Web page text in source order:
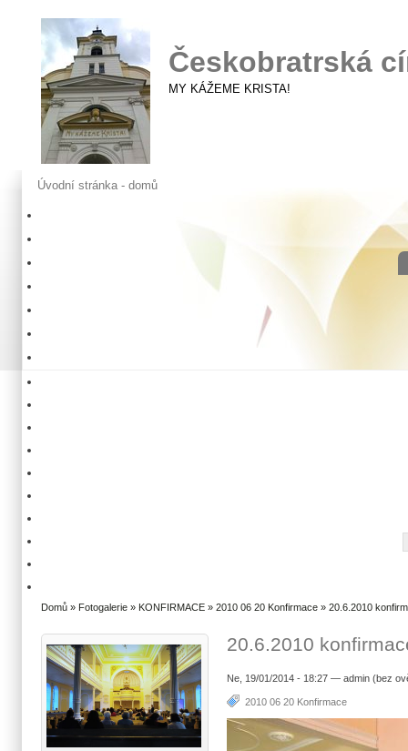
Českobratrská
MY KÁŽEME KRISTA!
Úvodní stránka - domů
Domů » Fotogalerie » KONFIRMACE » 2010 06 20 Konfirmace » 20.6.2010
20.6.2010
Ne, 19/01/2014 - 18:27 — admin (bez
2010 06 20 Konfirmace